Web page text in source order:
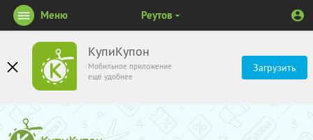
КупиКупон
Мобильное приложение
ещё удобнее
Загрузить
Меню Реутов